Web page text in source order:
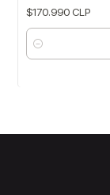
$170.990 CLP
Cantidad